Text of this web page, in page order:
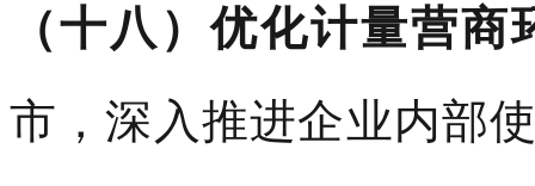
（十八）优化计量营商
市，深入推进企业内部